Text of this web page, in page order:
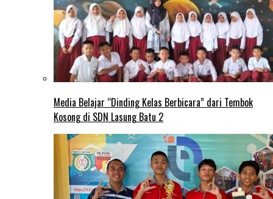
Media Belajar “Dinding Kelas Berbicara” dari Tembok
Kosong di SDN Lasung Batu 2